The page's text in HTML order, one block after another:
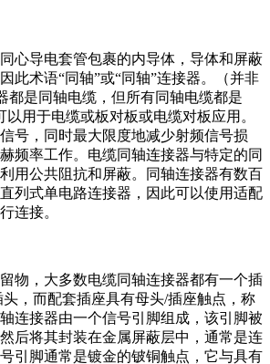
心导电套管包裹的内导体，导体和屏蔽
此术语“同轴”或“同轴”连接器。（并非
都是同轴电缆，但所有同轴电缆都是
用于电缆或板对板或电缆对板应用。
号，同时最大限度地减少射频信号损
频率工作。电缆同轴连接器与特定的同
用公共阻抗和屏蔽。同轴连接器有数百
列式单电路连接器，因此可以使用适配
连接。
物，大多数电缆同轴连接器都有一个插
，而配套插座具有母头/插座触点，称
连接器由一个信号引脚组成，该引脚被
后将其封装在金属屏蔽层中，通常是连
引脚通常是镀金的铍铜触点，它与具有